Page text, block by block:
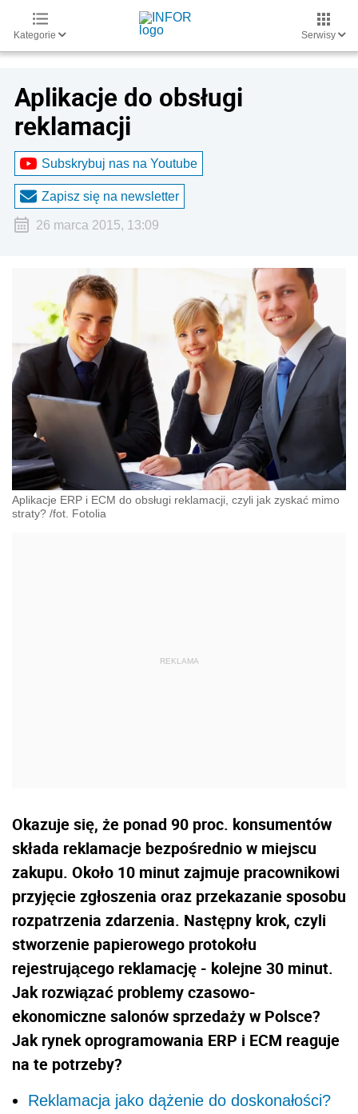
Kategorie Serwisy
Aplikacje do obsługi
reklamacji
Subskrybuj nas na Youtube
Zapisz się na newsletter
26 marca 2015, 13:09
Aplikacje ERP i ECM do obsługi reklamacji, czyli jak zyskać mimo
straty? /fot. Fotolia
Okazuje się, że ponad 90 proc. konsumentów
składa reklamacje bezpośrednio w miejscu
zakupu. Około 10 minut zajmuje pracownikowi
przyjęcie zgłoszenia oraz przekazanie sposobu
rozpatrzenia zdarzenia. Następny krok, czyli
stworzenie papierowego protokołu
rejestrującego reklamację - kolejne 30 minut.
Jak rozwiązać problemy czasowo-
ekonomiczne salonów sprzedaży w Polsce?
Jak rynek oprogramowania ERP i ECM reaguje
na te potrzeby?
Reklamacja jako dążenie do doskonałości?